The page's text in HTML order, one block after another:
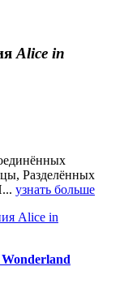
Alice in
Разделённых
узнать больше